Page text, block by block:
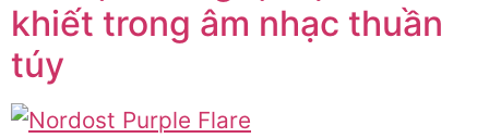
khiết trong âm nhạc thuần
túy